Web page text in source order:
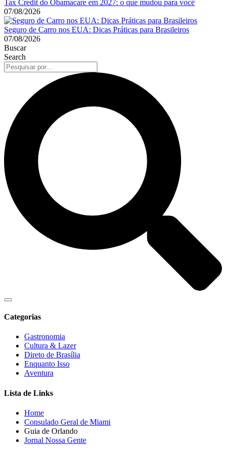
Tax Credit do Obamacare em 2027: o que mudou para você
07/08/2026
Seguro de Carro nos EUA: Dicas Práticas para Brasileiros
07/08/2026
Buscar
Search
Categorias
Gastronomia
Cultura & Lazer
Direto de Brasília
Enquanto Isso
Aventura
Lista de Links
Home
Consulado Geral de Miami
Guia de Orlando
Jornal Nossa Gente